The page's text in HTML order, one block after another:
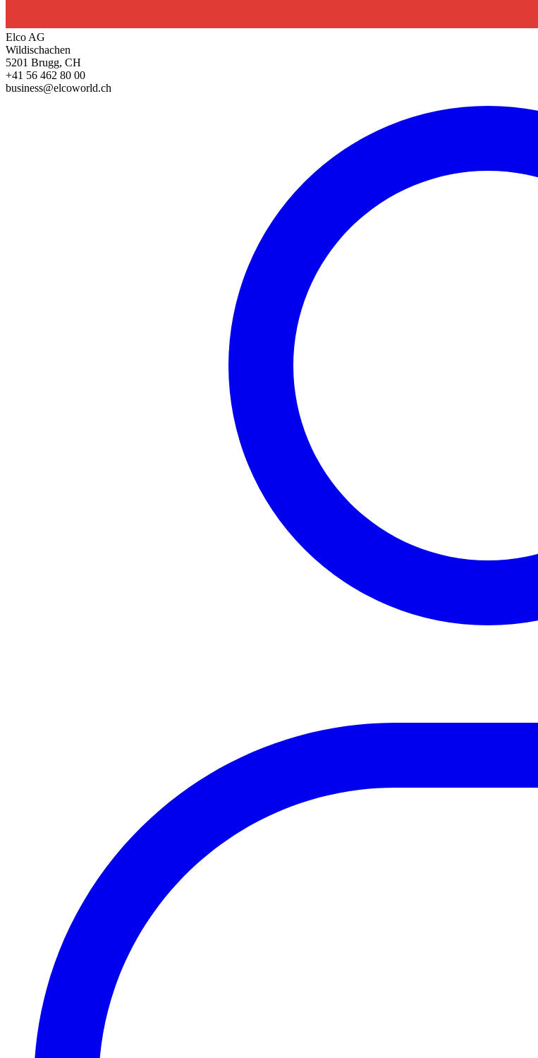
Elco AG
Wildischachen
5201 Brugg, CH
+41 56 462 80 00
business@elcoworld.ch